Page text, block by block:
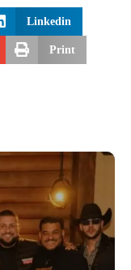
Linkedin
Print